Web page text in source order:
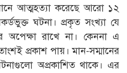
আত্মহত্যা করেছে আরো ১২
ঘটনা। প্রকৃত সংখ্যা যে
রাখে না। কেননা এ
প্রকাশ পায়। মান-সম্মানের
অপ্রকাশিত থাকে। এর